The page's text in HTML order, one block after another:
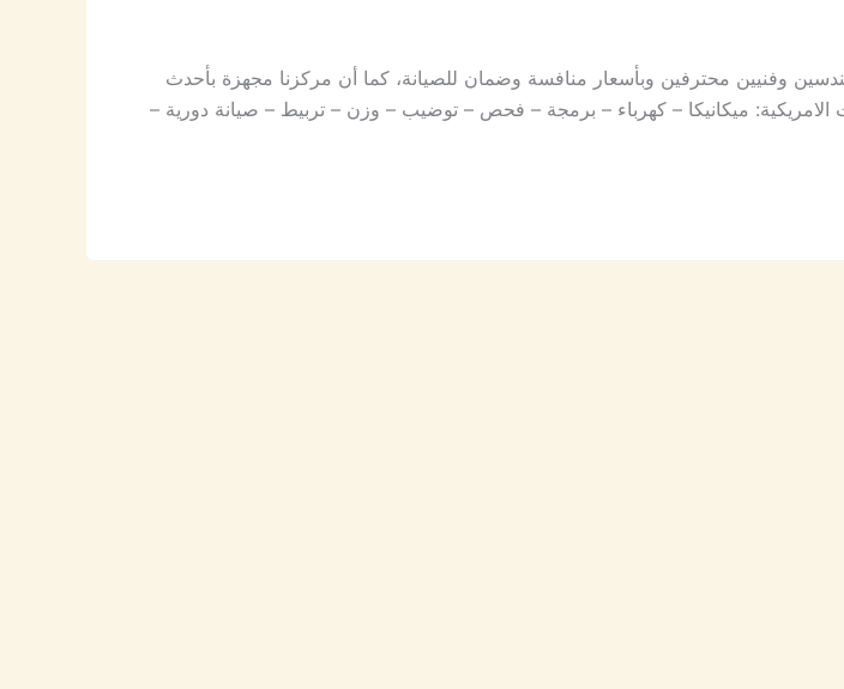
وفنيين محترفين وبأسعار منافسة وضمان للصيانة، كما أن مركزنا مجهزة بأحدث
ميكانيكا – كهرباء – برمجة – فحص – توضيب – وزن – تربيط – صيانة دورية –